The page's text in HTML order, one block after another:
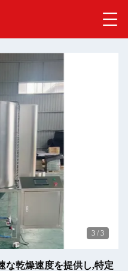
3 / 3
な乾燥速度を提供し,特定